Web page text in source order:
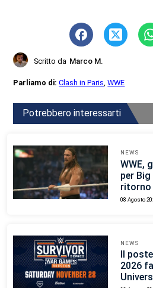
Scritto da Marco M.
Parliamo di:Clash in Paris,WWE
Potrebbero interessarti
NEWS
WWE,
per
ritorno
08 Agosto
NEWS
Il
2026